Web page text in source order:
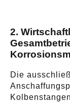
2.
Die